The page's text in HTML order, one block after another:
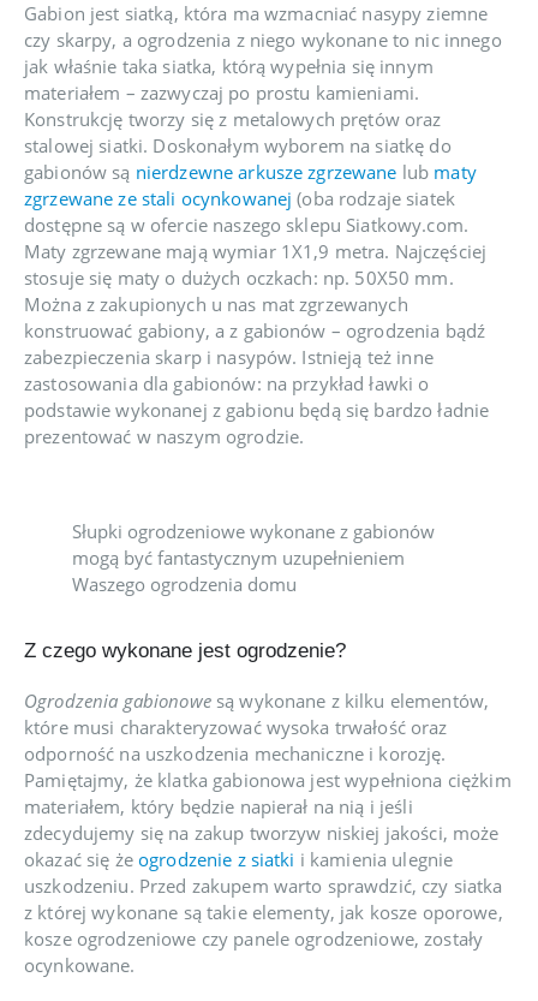
Gabion jest siatką, która ma wzmacniać nasypy ziemne
czy skarpy, a ogrodzenia z niego wykonane to nic innego
jak właśnie taka siatka, którą wypełnia się innym
materiałem – zazwyczaj po prostu kamieniami.
Konstrukcję tworzy się z metalowych prętów oraz
stalowej siatki. Doskonałym wyborem na siatkę do
gabionów są nierdzewne arkusze zgrzewane lub maty
zgrzewane ze stali ocynkowanej (oba rodzaje siatek
dostępne są w ofercie naszego sklepu Siatkowy.com.
Maty zgrzewane mają wymiar 1X1,9 metra. Najczęściej
stosuje się maty o dużych oczkach: np. 50X50 mm.
Można z zakupionych u nas mat zgrzewanych
konstruować gabiony, a z gabionów – ogrodzenia bądź
zabezpieczenia skarp i nasypów. Istnieją też inne
zastosowania dla gabionów: na przykład ławki o
podstawie wykonanej z gabionu będą się bardzo ładnie
prezentować w naszym ogrodzie.
Słupki ogrodzeniowe wykonane z gabionów
mogą być fantastycznym uzupełnieniem
Waszego ogrodzenia domu
Z czego wykonane jest ogrodzenie?
Ogrodzenia gabionowesą wykonane z kilku elementów,
które musi charakteryzować wysoka trwałość oraz
odporność na uszkodzenia mechaniczne i korozję.
Pamiętajmy, że klatka gabionowa jest wypełniona ciężkim
materiałem, który będzie napierał na nią i jeśli
zdecydujemy się na zakup tworzyw niskiej jakości, może
okazać się że ogrodzenie z siatki i kamienia ulegnie
uszkodzeniu. Przed zakupem warto sprawdzić, czy siatka
z której wykonane są takie elementy, jak kosze oporowe,
kosze ogrodzeniowe czy panele ogrodzeniowe, zostały
ocynkowane.